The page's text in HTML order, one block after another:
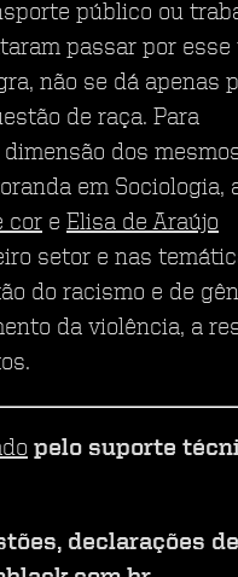
público ou
passar por esse
não se dá apenas
de raça. Para
dos
em Sociologia,
cor e Elisa de Araújo
setor e nas
do racismo e de
da violência, a
pelo suporte
declarações de